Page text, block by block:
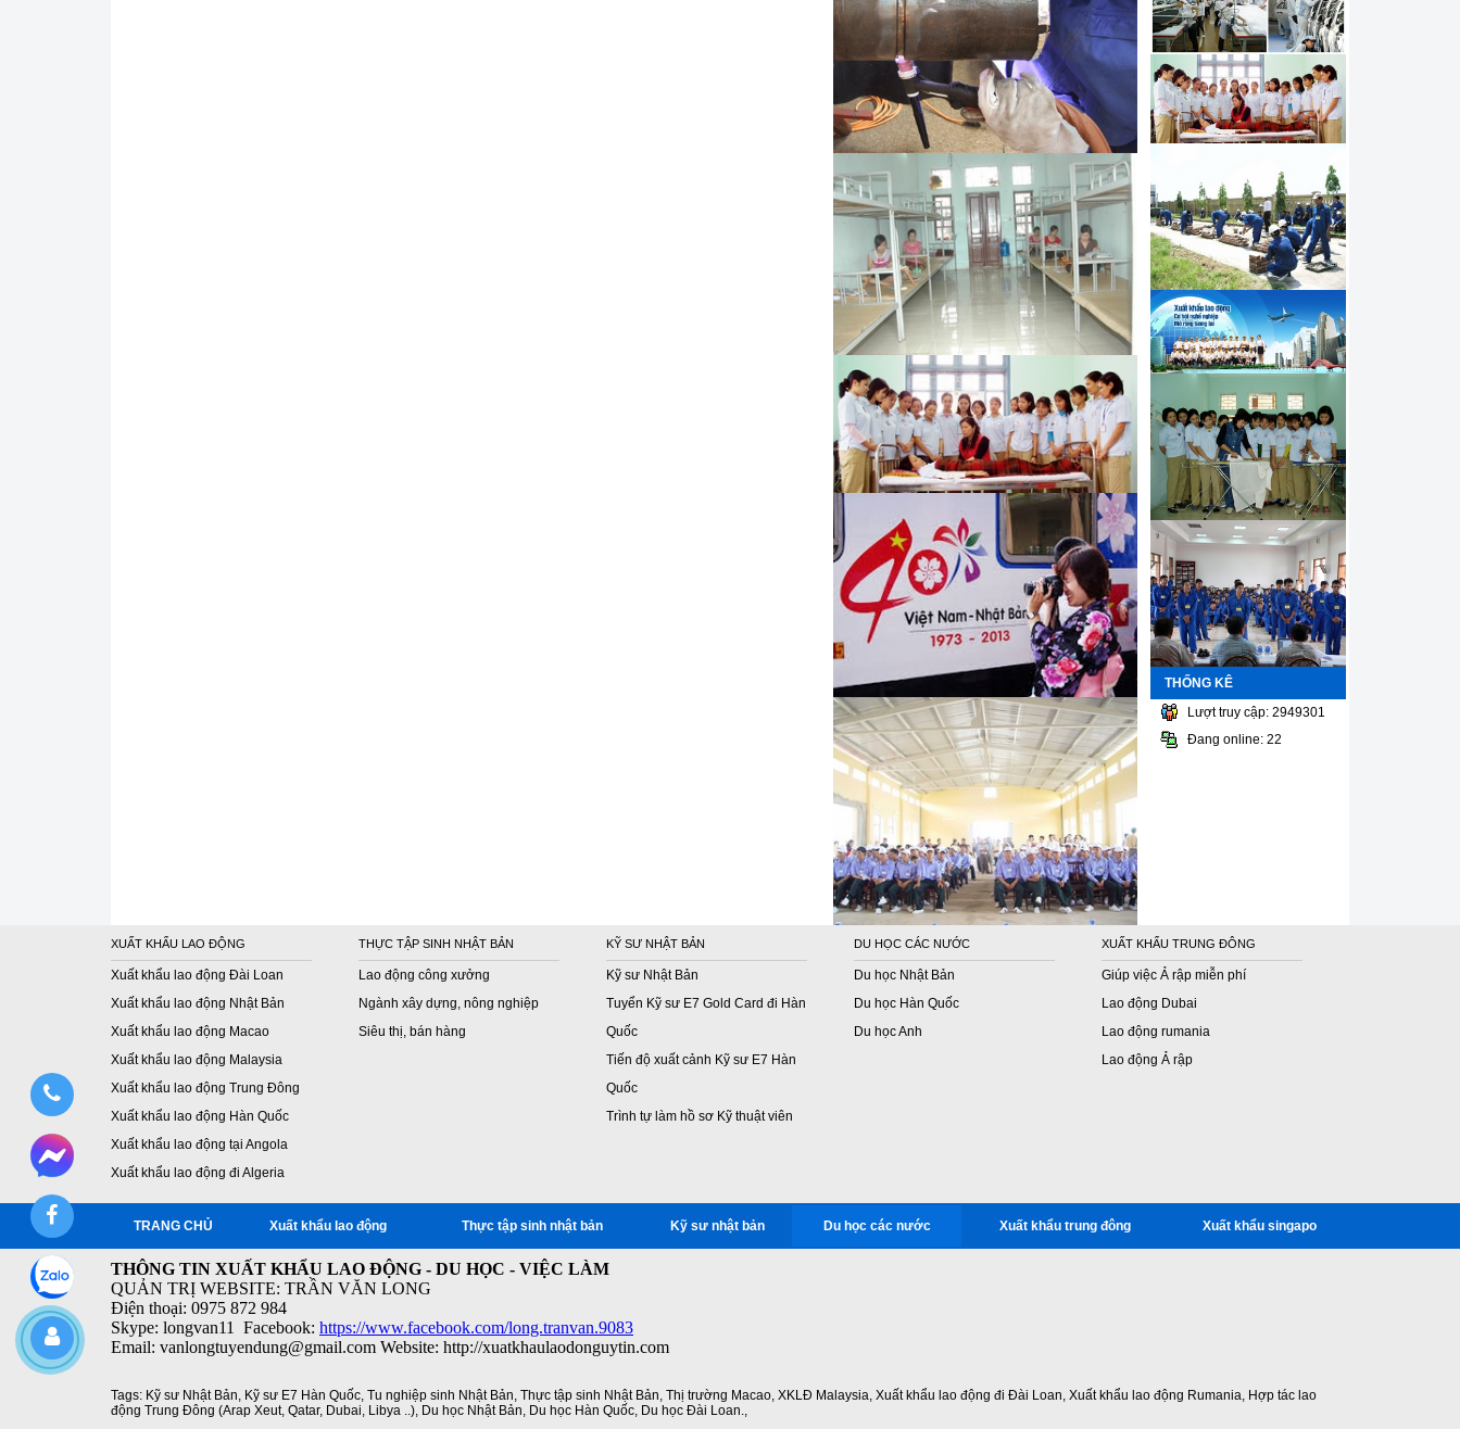
Tuyển Kỹ sư cơ khí điều khiển máy Hàn tự
động đi Nhật Bản
Kỹ thuật viên cơ khí công nghệ sửa chữa ô
tô đi Nhật Bản
Tuyển Thợ phun sơn đi làm kỹ thuật viên tại
Hàn Quốc
Tuyển Chuyên gia nghề Mạ đi Hàn Quốc
diện E7 Gold Card
Tuyển Kỹ sư cơ khí công nghệ Hàn đi làm
việc tại nước ngoài
THỐNG KÊ
Lượt truy cập: 2949301
Đang online: 22
XUẤT KHẨU LAO ĐỘNG
Xuất khẩu lao động Đài Loan
Xuất khẩu lao động Nhật Bản
Xuất khẩu lao động Macao
Xuất khẩu lao động Malaysia
Xuất khẩu lao động Trung Đông
Xuất khẩu lao động Hàn Quốc
Xuất khẩu lao động tại Angola
Xuất khẩu lao động đi Algeria
THỰC TẬP SINH NHẬT BẢN
Lao động công xưởng
Ngành xây dựng, nông nghiệp
Siêu thị, bán hàng
KỸ SƯ NHẬT BẢN
Kỹ sư Nhật Bản
Tuyển Kỹ sư E7 Gold Card đi Hàn
Quốc
Tiến độ xuất cảnh Kỹ sư E7 Hàn
Quốc
Trình tự làm hồ sơ Kỹ thuật viên
DU HỌC CÁC NƯỚC
Du học Nhật Bản
Du học Hàn Quốc
Du học Anh
XUẤT KHẨU TRUNG ĐÔNG
Giúp việc Ả rập miễn phí
Lao động Dubai
Lao động rumania
Lao động Ả rập
TRANG CHỦ Xuất khẩu lao động Thực tập sinh nhật bản Kỹ sư nhật bản Du học các nước Xuất khẩu trung đông Xuất khẩu singapo
THÔNG TIN XUẤT KHẨU LAO ĐỘNG - DU HỌC - VIỆC LÀM
QUẢN TRỊ WEBSITE: TRẦN VĂN LONG
Điện thoại: 0975 872 984
Skype: longvan11 Facebook: https://www.facebook.com/long.tranvan.9083
Email: vanlongtuyendung@gmail.com Website: http://xuatkhaulaodonguytin.com
Tags: Kỹ sư Nhật Bản, Kỹ sư E7 Hàn Quốc, Tu nghiệp sinh Nhật Bản, Thực tập sinh Nhật Bản, Thị trường Macao, XKLĐ Malaysia, Xuất khẩu lao động đi Đài Loan, Xuất khẩu lao động Rumania, Hợp tác lao
động Trung Đông (Arap Xeut, Qatar, Dubai, Libya ..), Du học Nhật Bản, Du học Hàn Quốc, Du học Đài Loan.,